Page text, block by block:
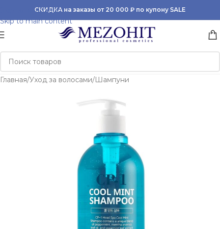
Skip to navigation
Skip to main content
СКИДКА на заказы от 20 000 ₽ по купону SALE
Главная/Уход за волосами/Шампуни